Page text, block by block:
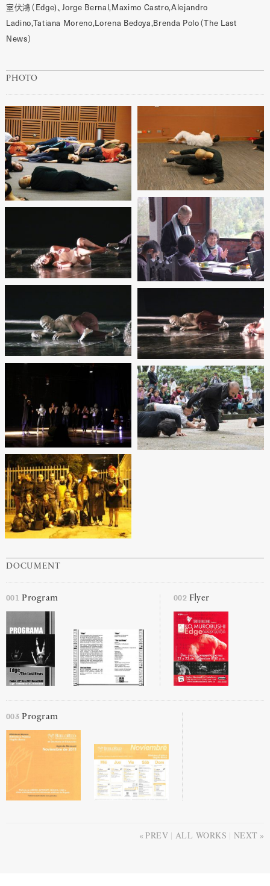
室伏鴻（Edge)、 Jorge Bernal,Maximo Castro,Alejandro
Ladino,Tatiana Moreno,Lorena Bedoya,Brenda Polo（The Last
News）
PHOTO
DOCUMENT
001 Program 002Flyer
003Program
PREV ALL WORKS NEXT